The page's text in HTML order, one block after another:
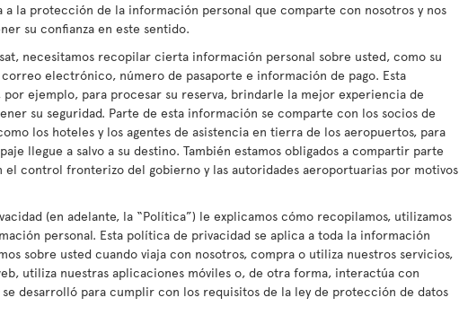
la protección de la información personal que comparte con nosotros y nos
su confianza en este sentido.
necesitamos recopilar cierta información personal sobre usted, como su
electrónico, número de pasaporte e información de pago. Esta
ejemplo, para procesar su reserva, brindarle la mejor experiencia de
su seguridad. Parte de esta información se comparte con los socios de
los hoteles y los agentes de asistencia en tierra de los aeropuertos, para
llegue a salvo a su destino. También estamos obligados a compartir parte
el control fronterizo del gobierno y las autoridades aeroportuarias por motivos
(en adelante, la “Política”) le explicamos cómo recopilamos, utilizamos
personal. Esta política de privacidad se aplica a toda la información
sobre usted cuando viaja con nosotros, compra o utiliza nuestros servicios,
utiliza nuestras aplicaciones móviles o, de otra forma, interactúa con
se desarrolló para cumplir con los requisitos de la ley de protección de datos